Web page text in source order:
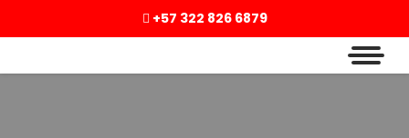
+57 322 826 6879